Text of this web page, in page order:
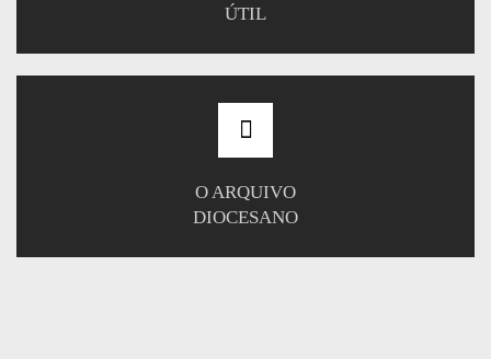
ÚTIL
O ARQUIVO
DIOCESANO